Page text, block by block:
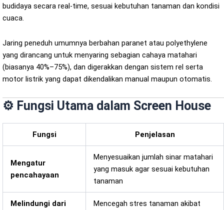
budidaya secara real-time, sesuai kebutuhan tanaman dan kondisi
cuaca.
Jaring peneduh umumnya berbahan paranet atau polyethylene
yang dirancang untuk menyaring sebagian cahaya matahari
(biasanya 40%–75%), dan digerakkan dengan sistem rel serta
motor listrik yang dapat dikendalikan manual maupun otomatis.
⚙️ Fungsi Utama dalam Screen House
Fungsi Penjelasan
Mengatur
pencahayaan
Menyesuaikan jumlah sinar matahari
yang masuk agar sesuai kebutuhan
tanaman
Melindungi dari
Mencegah stres tanaman akibat